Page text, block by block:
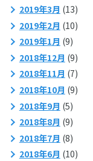
2019年3月 (13)
2019年2月 (10)
2019年1月 (9)
2018年12月 (9)
2018年11月 (7)
2018年10月 (9)
2018年9月 (5)
2018年8月 (9)
2018年7月 (8)
2018年6月 (10)